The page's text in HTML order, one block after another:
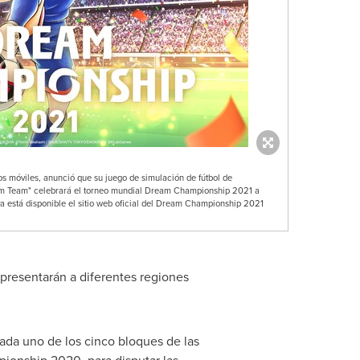
móviles, anunció que su juego de simulación de fútbol de
Team" celebrará el torneo mundial Dream Championship 2021 a
está disponible el sitio web oficial del Dream Championship 2021
a diferentes regiones
uno de los cinco bloques de las